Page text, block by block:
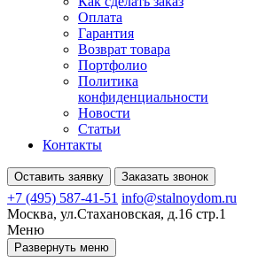
Оплата
Гарантия
Возврат товара
Портфолио
Политика
конфиденциальности
Новости
Статьи
Контакты
Оставить заявку Заказать звонок
+7 (495) 587-41-51 info@stalnoydom.ru
Москва, ул.Стахановская, д.16 стр.1
Меню
Развернуть меню